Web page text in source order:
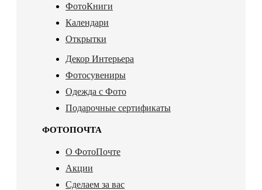
ФотоКниги
Календари
Открытки
Декор Интерьера
Фотосувениры
Одежда с Фото
Подарочные сертификаты
ФОТОПОЧТА
О ФотоПочте
Акции
Сделаем за вас